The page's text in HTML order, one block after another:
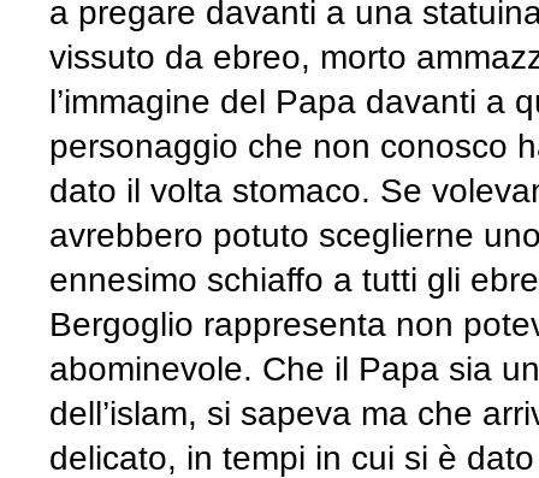
a pregare davanti a una
vissuto da ebreo, morto
l’immagine del Papa davanti a
personaggio che non conosco
dato il volta stomaco. Se
avrebbero potuto sceglierne
ennesimo schiaffo a tutti gli
Bergoglio rappresenta non
abominevole. Che il Papa sia
dell’islam, si sapeva ma che
delicato, in tempi in cui si è